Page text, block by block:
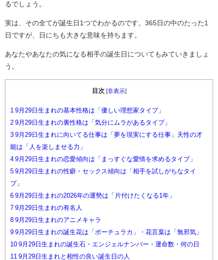
るでしょう。
実は、その全てが誕生日1つでわかるのです。365日の中のたった1
日ですが、日にちも大きな意味を持ちます。
あなたやあなたの気になる相手の誕生日についてもみていきましょ
う。
目次 非表示]
1 9月29日生まれの基本性格は「優しい理想家タイプ」
2 9月29日生まれの裏性格は「気分にムラがあるタイプ」
3 9月29日生まれに向いてる仕事は「夢を現実にする仕事」天性の才
能は「人を楽しませる力」
4 9月29日生まれの恋愛傾向は「まっすぐな愛情を求めるタイプ」
5 9月29日生まれの性癖・セックス傾向は「相手を試しがちなタイ
プ」
6 9月29日生まれの2026年の運勢は「片付けたくなる1年」
7 9月29日生まれの有名人
8 9月29日生まれのアニメキャラ
9 9月29日生まれの誕生花は「ポーチュラカ」・花言葉は「無邪気」
10 9月29日生まれの誕生石・エンジェルナンバー・運命数・何の日
11 9月29日生まれと相性の良い誕生日の人